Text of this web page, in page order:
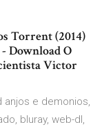
Torrent (2014)
Download O
Victor
anjos e demonios,
bluray, web-dl,